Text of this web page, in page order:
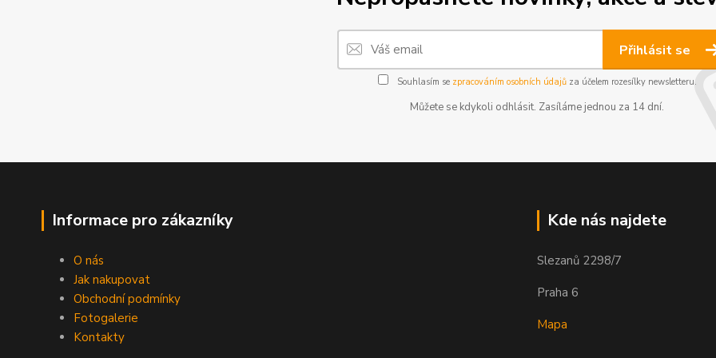
Přihlásit se
Souhlasím se zpracováním osobních údajůza účelem rozesílky newsletteru.
Můžete se kdykoli odhlásit. Zasíláme jednou za 14 dní.
Informace pro zákazníky
O nás
Jak nakupovat
Obchodní podmínky
Fotogalerie
Kontakty
Kde nás najdete
Slezanů 2298/7
Praha 6
Mapa